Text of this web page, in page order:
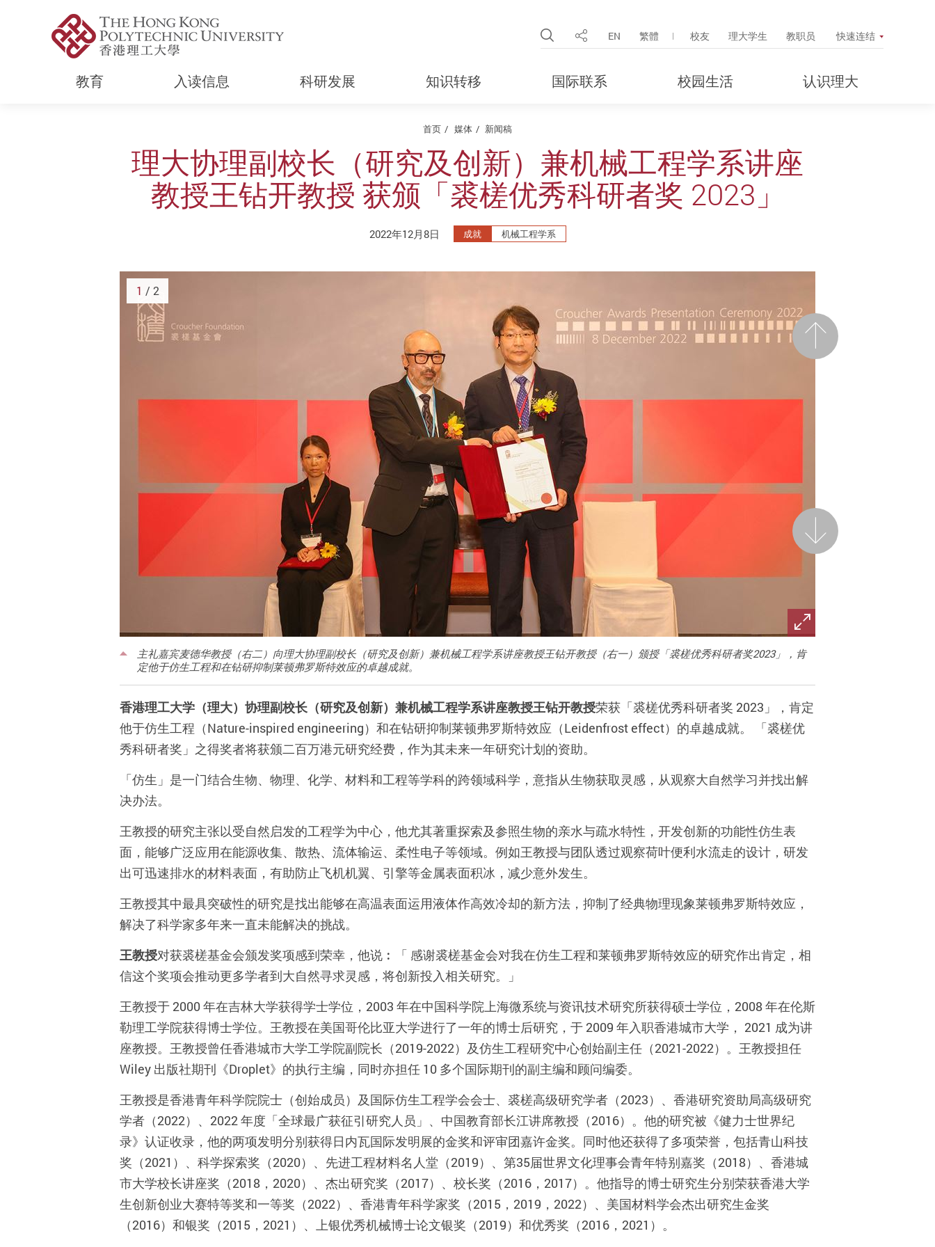
Open Site Search Popup
分享 EN 繁體 校友 理大学生 教职员 快速连结
教育 入读信息 科研发展 知识转移 国际联系 校园生活 认识理大
首页 媒体 新闻稿
理大协理副校长（研究及创新）兼机械工程学系讲座
教授王钻开教授 获颁「裘槎优秀科研者奖 2023」
2022年12月8日 成就 机械工程学系
前一页
主礼嘉宾麦德华教授（右二）向理大协理副校长（研究及创新）兼机械工程学系讲座教授王钻开教授（右一）颁授「裘槎优秀科研者奖2023」，肯
定他于仿生工程和在钻研抑制莱顿弗罗斯特效应的卓越成就。
后一页
1 / 2
香港理工大学（理大）协理副校长（研究及创新）兼机械工程学系讲座教授王钻开教授荣获「裘槎优秀科研者奖 2023」，肯定
他于仿生工程（Nature-inspired engineering）和在钻研抑制莱顿弗罗斯特效应（Leidenfrost effect）的卓越成就。 「裘槎优
秀科研者奖」之得奖者将获颁二百万港元研究经费，作为其未来一年研究计划的资助。
「仿生」是一门结合生物、物理、化学、材料和工程等学科的跨领域科学，意指从生物获取灵感，从观察大自然学习并找出解
决办法。
王教授的研究主张以受自然启发的工程学为中心，他尤其著重探索及参照生物的亲水与疏水特性，开发创新的功能性仿生表
面，能够广泛应用在能源收集、散热、流体输运、柔性电子等领域。例如王教授与团队透过观察荷叶便利水流走的设计，研发
出可迅速排水的材料表面，有助防止飞机机翼、引擎等金属表面积冰，减少意外发生。
王教授其中最具突破性的研究是找出能够在高温表面运用液体作高效冷却的新方法，抑制了经典物理现象莱顿弗罗斯特效应，
解决了科学家多年来一直未能解决的挑战。
王教授对获裘槎基金会颁发奖项感到荣幸，他说︰「 感谢裘槎基金会对我在仿生工程和莱顿弗罗斯特效应的研究作出肯定，相
信这个奖项会推动更多学者到大自然寻求灵感，将创新投入相关研究。」
王教授于 2000 年在吉林大学获得学士学位，2003 年在中国科学院上海微系统与资讯技术研究所获得硕士学位，2008 年在伦斯
勒理工学院获得博士学位。王教授在美国哥伦比亚大学进行了一年的博士后研究，于 2009 年入职香港城市大学， 2021 成为讲
座教授。王教授曾任香港城市大学工学院副院长（2019-2022）及仿生工程研究中心创始副主任（2021-2022）。王教授担任
Wiley 出版社期刊《Droplet》的执行主编，同时亦担任 10 多个国际期刊的副主编和顾问编委。
王教授是香港青年科学院院士（创始成员）及国际仿生工程学会会士、裘槎高级研究学者（2023）、香港研究资助局高级研究
学者（2022）、2022 年度「全球最广获征引研究人员」、中国教育部长江讲席教授（2016）。他的研究被《健力士世界纪
录》认证收录，他的两项发明分别获得日内瓦国际发明展的金奖和评审团嘉许金奖。同时他还获得了多项荣誉，包括青山科技
奖（2021）、科学探索奖（2020）、先进工程材料名人堂（2019）、第35届世界文化理事会青年特别嘉奖（2018）、香港城
市大学校长讲座奖（2018，2020）、杰出研究奖（2017）、校长奖（2016，2017）。他指导的博士研究生分别荣获香港大学
生创新创业大赛特等奖和一等奖（2022）、香港青年科学家奖（2015，2019，2022）、美国材料学会杰出研究生金奖
（2016）和银奖（2015，2021）、上银优秀机械博士论文银奖（2019）和优秀奖（2016，2021）。